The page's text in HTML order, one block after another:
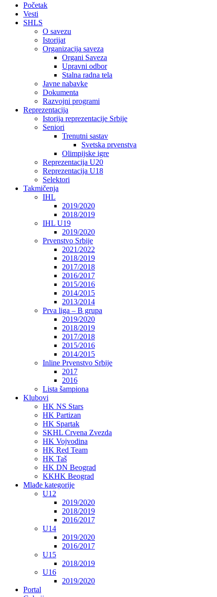
Početak
Vesti
SHLS
O savezu
Istorijat
Organizacija saveza
Organi Saveza
Upravni odbor
Stalna radna tela
Javne nabavke
Dokumenta
Razvojni programi
Reprezentacija
Istorija reprezentacije Srbije
Seniori
Trenutni sastav
Svetska prvenstva
Olimpijske igre
Reprezentacija U20
Reprezentacija U18
Selektori
Takmičenja
IHL
2019/2020
2018/2019
IHL U19
2019/2020
Prvenstvo Srbije
2021/2022
2018/2019
2017/2018
2016/2017
2015/2016
2014/2015
2013/2014
Prva liga – B grupa
2019/2020
2018/2019
2017/2018
2015/2016
2014/2015
Inline Prvenstvo Srbije
2017
2016
Lista šampiona
Klubovi
HK NS Stars
HK Partizan
HK Spartak
SKHL Crvena Zvezda
HK Vojvodina
HK Red Team
HK Taš
HK DN Beograd
KKHK Beograd
Mlađe kategorije
U12
2019/2020
2018/2019
2016/2017
U14
2019/2020
2016/2017
U15
2018/2019
U16
2019/2020
Portal